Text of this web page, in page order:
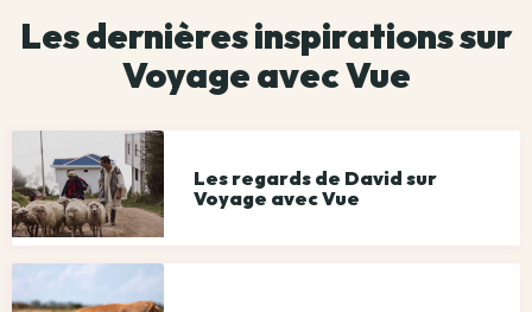
Les dernières inspirations sur
Voyage avec Vue
Les regards de David sur
Voyage avec Vue